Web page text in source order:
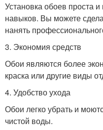
Установка обоев проста
навыков. Вы можете
нанять
3. Экономия средств
Обои являются более
краска или другие виды
4. Удобство ухода
Обои легко убрать и
чистой воды.